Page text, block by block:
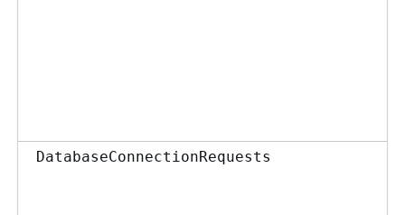
DatabaseConnectionRequests